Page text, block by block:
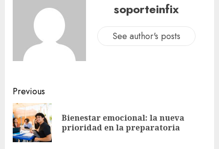
soporteinfix
See author's posts
Previous
Bienestar emocional: la nueva
prioridad en la preparatoria